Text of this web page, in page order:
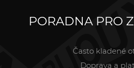
PORADNA PRO
Často kladené
Doprava a